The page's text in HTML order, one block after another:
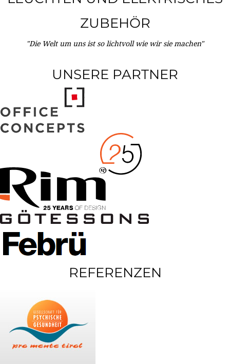
ZUBEHÖR
"Die Welt um uns ist so lichtvoll wie wir sie machen"
UNSERE PARTNER
REFERENZEN